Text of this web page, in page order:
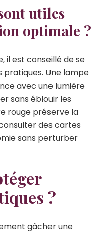
utiles
optimale ?
il est conseillé de se
pratiques. Une lampe
avec une lumière
sans éblouir les
rouge préserve la
des cartes
sans perturber
?
gâcher une